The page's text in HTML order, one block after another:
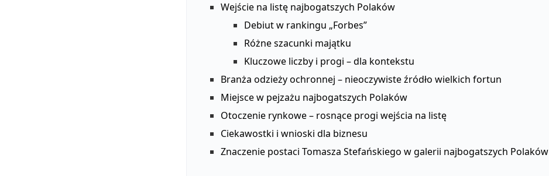
Wejście na listę najbogatszych Polaków
Debiut w rankingu „Forbes”
Różne szacunki majątku
Kluczowe liczby i progi – dla kontekstu
Branża odzieży ochronnej – nieoczywiste źródło wielkich fortun
Miejsce w pejzażu najbogatszych Polaków
Otoczenie rynkowe – rosnące progi wejścia na listę
Ciekawostki i wnioski dla biznesu
Znaczenie postaci Tomasza Stefańskiego w galerii najbogatszych Polaków